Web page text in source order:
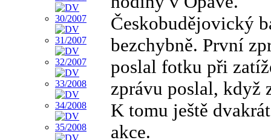
Českobudějovický
bezchybně. První
poslal fotku při
zprávu poslal, když
K tomu ještě
akce.